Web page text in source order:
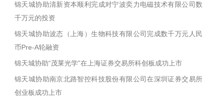
锦天城协助清新资本顺利完成对宁波奕力电磁技术有限公司数
千万元的投资
锦天城协助波态（上海）生物科技有限公司完成数千万元人民
币Pre-A轮融资
锦天城协助“茂莱光学”在上海证券交易所科创板成功上市
锦天城协助南京北路智控科技股份有限公司在深圳证券交易所
创业板成功上市